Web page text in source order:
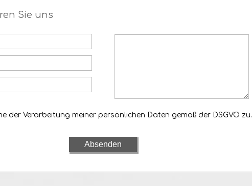
Sie uns
der Verarbeitung meiner persönlichen Daten gemäß der DSGVO zu.